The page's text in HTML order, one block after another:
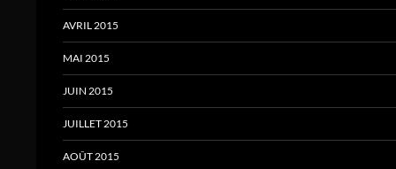
AVRIL 2015
MAI 2015
JUIN 2015
JUILLET 2015
AOÛT 2015